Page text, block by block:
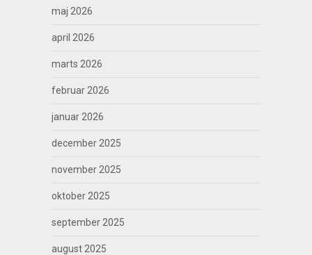
maj 2026
april 2026
marts 2026
februar 2026
januar 2026
december 2025
november 2025
oktober 2025
september 2025
august 2025